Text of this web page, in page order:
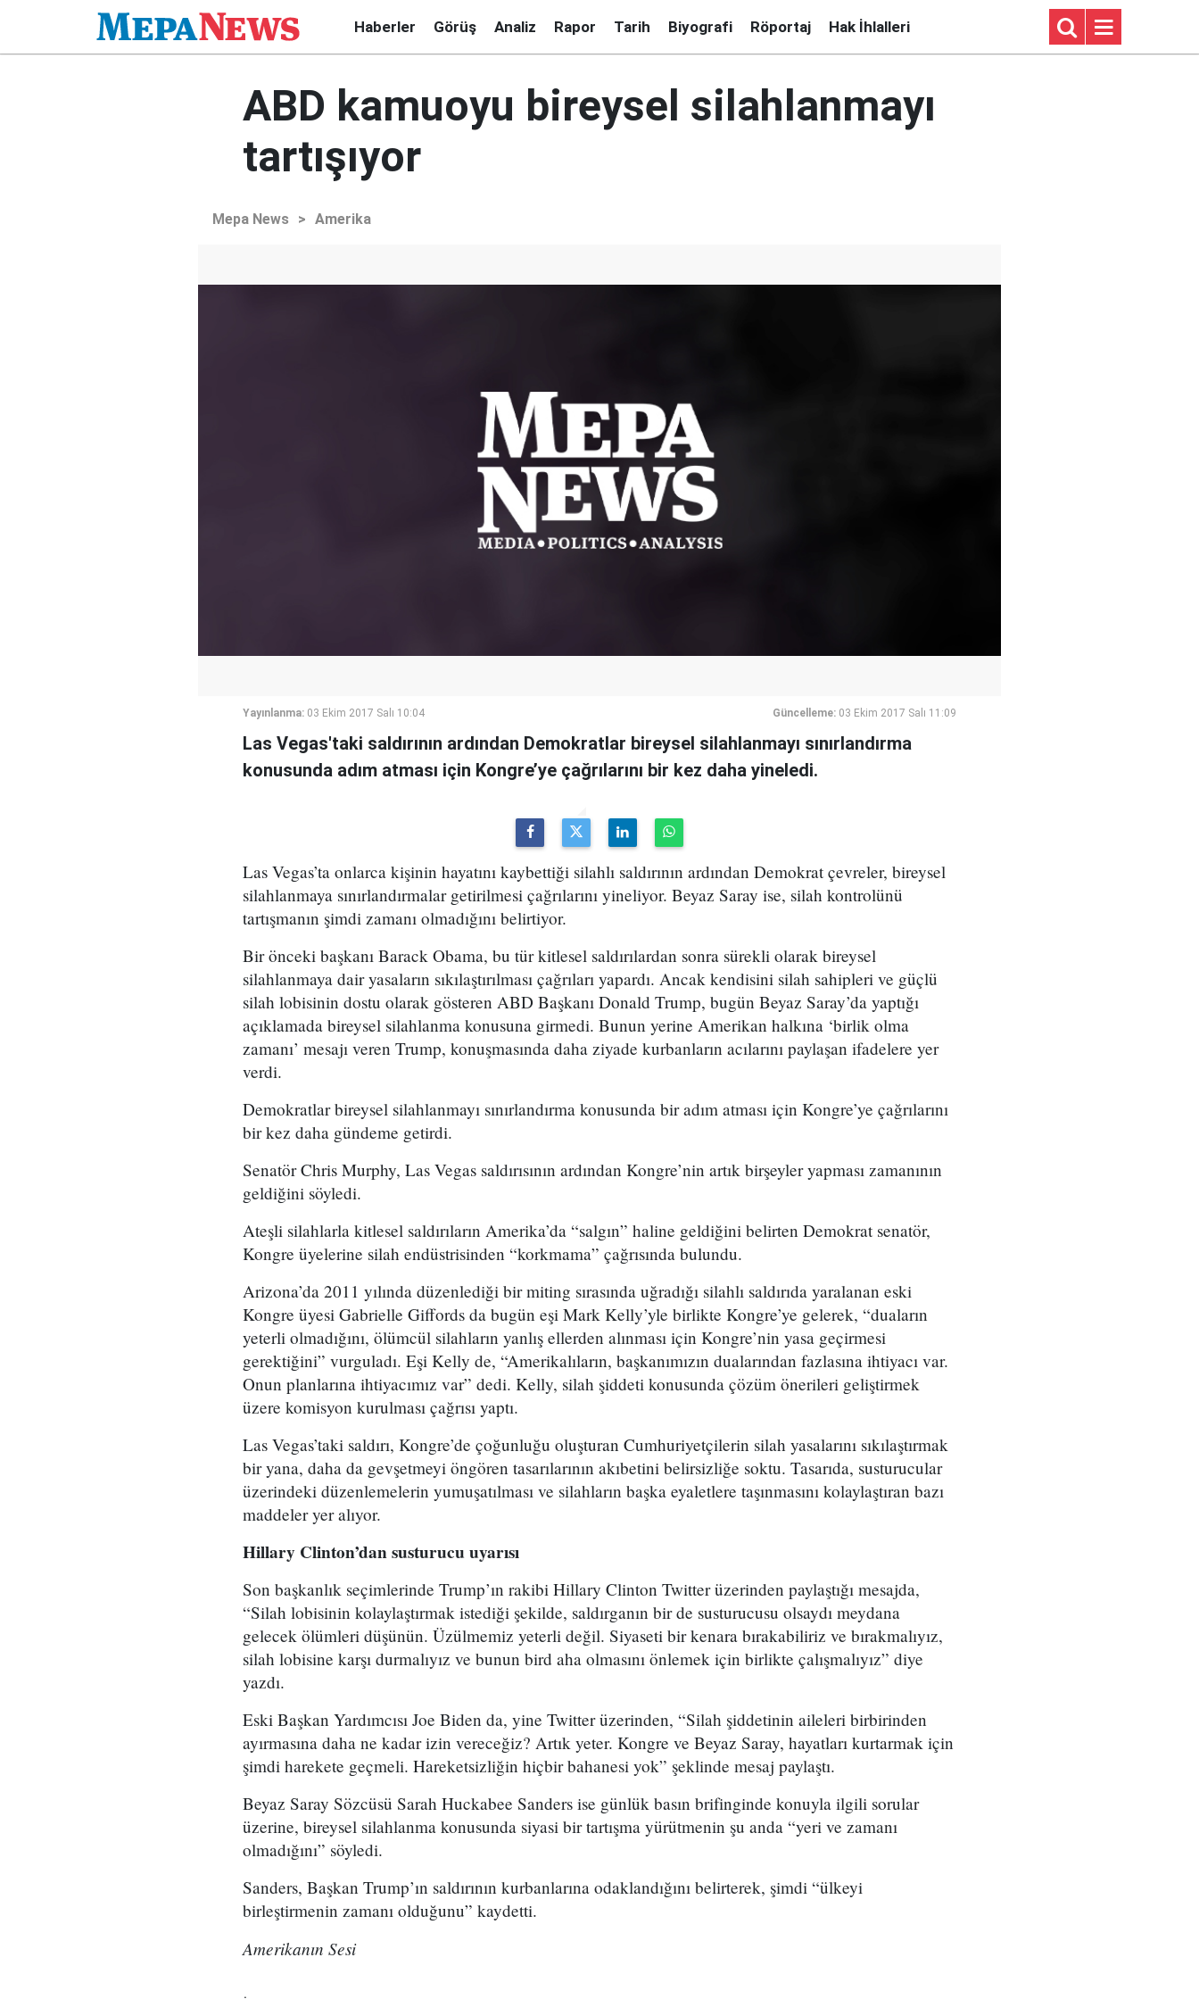
Haberler Görüş Analiz Rapor Tarih Biyografi Röportaj Hak İhlalleri
ABD kamuoyu bireysel silahlanmayı
tartışıyor
Mepa News > Amerika
Yayınlanma: 03 Ekim 2017 Salı 10:04 Güncelleme: 03 Ekim 2017 Salı 11:09
Las Vegas'taki saldırının ardından Demokratlar bireysel silahlanmayı sınırlandırma
konusunda adım atması için Kongre’ye çağrılarını bir kez daha yineledi.
Las Vegas’ta onlarca kişinin hayatını kaybettiği silahlı saldırının ardından Demokrat çevreler, bireysel
silahlanmaya sınırlandırmalar getirilmesi çağrılarını yineliyor. Beyaz Saray ise, silah kontrolünü
tartışmanın şimdi zamanı olmadığını belirtiyor.
Bir önceki başkanı Barack Obama, bu tür kitlesel saldırılardan sonra sürekli olarak bireysel
silahlanmaya dair yasaların sıkılaştırılması çağrıları yapardı. Ancak kendisini silah sahipleri ve güçlü
silah lobisinin dostu olarak gösteren ABD Başkanı Donald Trump, bugün Beyaz Saray’da yaptığı
açıklamada bireysel silahlanma konusuna girmedi. Bunun yerine Amerikan halkına ‘birlik olma
zamanı’ mesajı veren Trump, konuşmasında daha ziyade kurbanların acılarını paylaşan ifadelere yer
verdi.
Demokratlar bireysel silahlanmayı sınırlandırma konusunda bir adım atması için Kongre’ye çağrılarını
bir kez daha gündeme getirdi.
Senatör Chris Murphy, Las Vegas saldırısının ardından Kongre’nin artık birşeyler yapması zamanının
geldiğini söyledi.
Ateşli silahlarla kitlesel saldırıların Amerika’da “salgın” haline geldiğini belirten Demokrat senatör,
Kongre üyelerine silah endüstrisinden “korkmama” çağrısında bulundu.
Arizona’da 2011 yılında düzenlediği bir miting sırasında uğradığı silahlı saldırıda yaralanan eski
Kongre üyesi Gabrielle Giffords da bugün eşi Mark Kelly’yle birlikte Kongre’ye gelerek, “duaların
yeterli olmadığını, ölümcül silahların yanlış ellerden alınması için Kongre’nin yasa geçirmesi
gerektiğini” vurguladı. Eşi Kelly de, “Amerikalıların, başkanımızın dualarından fazlasına ihtiyacı var.
Onun planlarına ihtiyacımız var” dedi. Kelly, silah şiddeti konusunda çözüm önerileri geliştirmek
üzere komisyon kurulması çağrısı yaptı.
Las Vegas’taki saldırı, Kongre’de çoğunluğu oluşturan Cumhuriyetçilerin silah yasalarını sıkılaştırmak
bir yana, daha da gevşetmeyi öngören tasarılarının akıbetini belirsizliğe soktu. Tasarıda, susturucular
üzerindeki düzenlemelerin yumuşatılması ve silahların başka eyaletlere taşınmasını kolaylaştıran bazı
maddeler yer alıyor.
Hillary Clinton’dan susturucu uyarısı
Son başkanlık seçimlerinde Trump’ın rakibi Hillary Clinton Twitter üzerinden paylaştığı mesajda,
“Silah lobisinin kolaylaştırmak istediği şekilde, saldırganın bir de susturucusu olsaydı meydana
gelecek ölümleri düşünün. Üzülmemiz yeterli değil. Siyaseti bir kenara bırakabiliriz ve bırakmalıyız,
silah lobisine karşı durmalıyız ve bunun bird aha olmasını önlemek için birlikte çalışmalıyız” diye
yazdı.
Eski Başkan Yardımcısı Joe Biden da, yine Twitter üzerinden, “Silah şiddetinin aileleri birbirinden
ayırmasına daha ne kadar izin vereceğiz? Artık yeter. Kongre ve Beyaz Saray, hayatları kurtarmak için
şimdi harekete geçmeli. Hareketsizliğin hiçbir bahanesi yok” şeklinde mesaj paylaştı.
Beyaz Saray Sözcüsü Sarah Huckabee Sanders ise günlük basın brifinginde konuyla ilgili sorular
üzerine, bireysel silahlanma konusunda siyasi bir tartışma yürütmenin şu anda “yeri ve zamanı
olmadığını” söyledi.
Sanders, Başkan Trump’ın saldırının kurbanlarına odaklandığını belirterek, şimdi “ülkeyi
birleştirmenin zamanı olduğunu” kaydetti.
Amerikanın Sesi